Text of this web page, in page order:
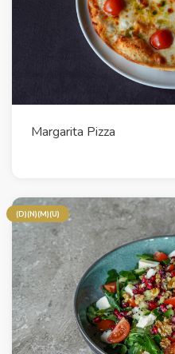
Margarita Pizza
(D)(N)(M)(U)